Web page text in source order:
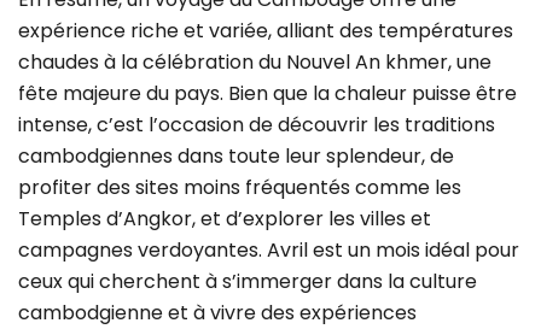
expérience riche et variée, alliant des températures
chaudes à la célébration du Nouvel An khmer, une
fête majeure du pays. Bien que la chaleur puisse être
intense, c’est l’occasion de découvrir les traditions
cambodgiennes dans toute leur splendeur, de
profiter des sites moins fréquentés comme les
Temples d’Angkor, et d’explorer les villes et
campagnes verdoyantes. Avril est un mois idéal pour
ceux qui cherchent à s’immerger dans la culture
cambodgienne et à vivre des expériences